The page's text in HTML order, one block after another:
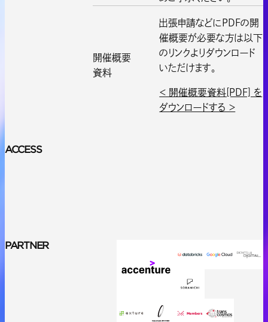
開催概要
資料
出張申請などにPDFの開
催概要が必要な方は以下
のリンクよりダウンロード
いただけます。
＜ 開催概要資料[PDF] を
ダウンロードする ＞
ACCESS
PARTNER